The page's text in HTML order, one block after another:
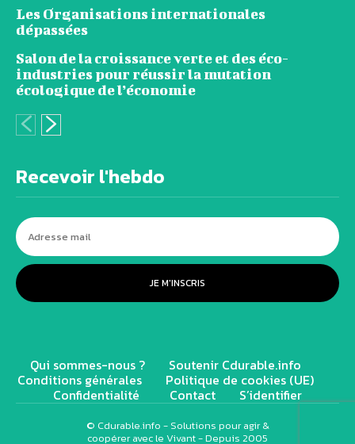
Les Organisations internationales
dépassées
Salon de la croissance verte et des éco-
industries pour réussir la mutation
écologique de l’économie
Recevoir l'hebdo
JE M'INSCRIS
Qui sommes-nous ? Soutenir Cdurable.info
Conditions générales Politique de cookies (UE)
Confidentialité Contact S’identifier
© Cdurable.info - Solutions pour agir &
coopérer avec le Vivant - Depuis 2005